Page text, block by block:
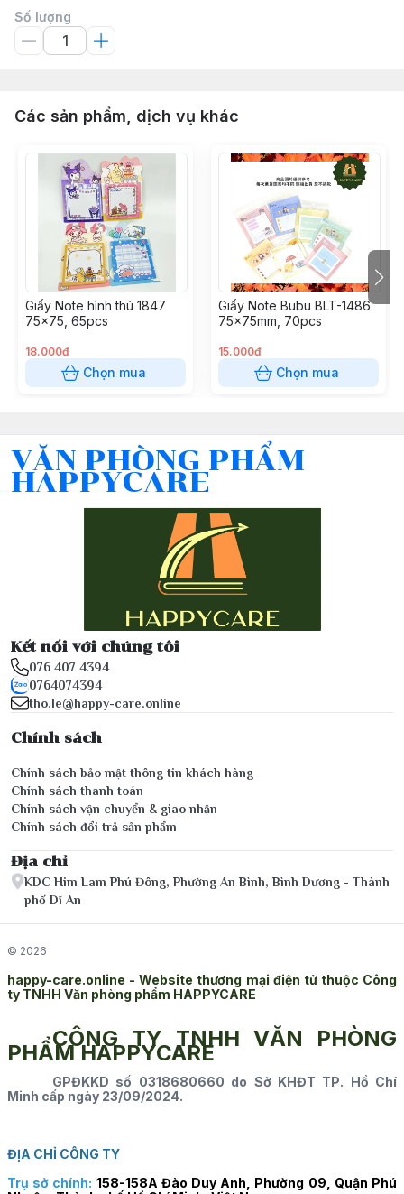
Số lượng
Các sản phẩm, dịch vụ khác
Giấy Note hình thú 1847
75x75, 65pcs
18.000đ
Chọn mua
Giấy Note Bubu BLT-1486
75x75mm, 70pcs
15.000đ
Chọn mua
VĂN PHÒNG PHẨM
HAPPYCARE
Kết nối với chúng tôi
076 407 4394
0764074394
tho.le@happy-care.online
Chính sách
Chính sách bảo mật thông tin khách hàng
Chính sách thanh toán
Chính sách vận chuyển & giao nhận
Chính sách đổi trả sản phẩm
Địa chỉ
KDC Him Lam Phú Đông, Phường An Bình, Bình Dương - Thành
phố Dĩ An
© 2026
happy-care.online - Website thương mại điện tử thuộc Công
ty TNHH Văn phòng phẩm HAPPYCARE
CÔNG TY TNHH VĂN PHÒNG
PHẨM HAPPYCARE
GPĐKKD số 0318680660 do Sở KHĐT TP. Hồ Chí
Minh cấp ngày 23/09/2024.
ĐỊA CHỈ CÔNG TY
Trụ sở chính: 158-158A Đào Duy Anh, Phường 09, Quận Phú